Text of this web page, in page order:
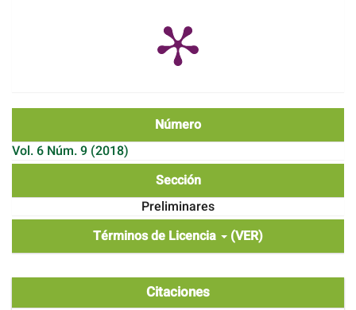
Número
Vol. 6 Núm. 9 (2018)
Sección
Preliminares
Términos de Licencia
(VER)
Citaciones